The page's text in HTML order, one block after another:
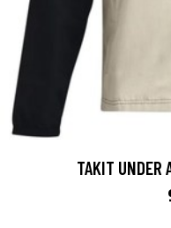
TAKIT UNDER